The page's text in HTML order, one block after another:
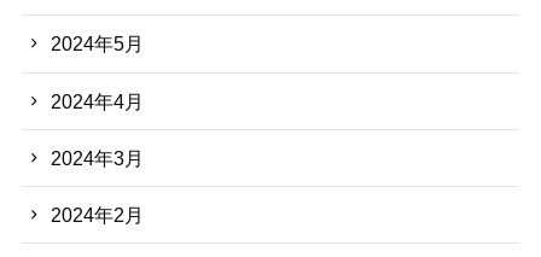
2024年5月
2024年4月
2024年3月
2024年2月